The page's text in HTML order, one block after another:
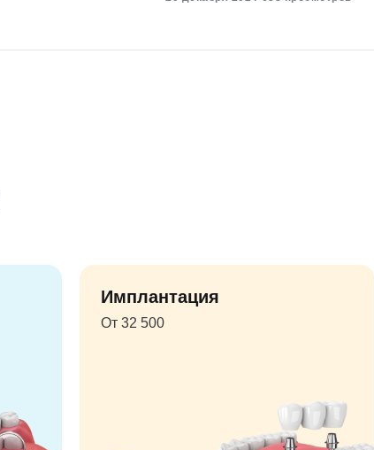
Имплантация
От 32 500